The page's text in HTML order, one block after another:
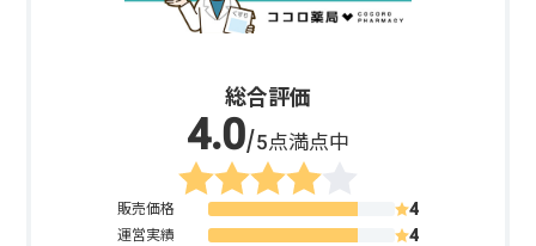
総合評価
/5点満点中
販売価格
運営実績